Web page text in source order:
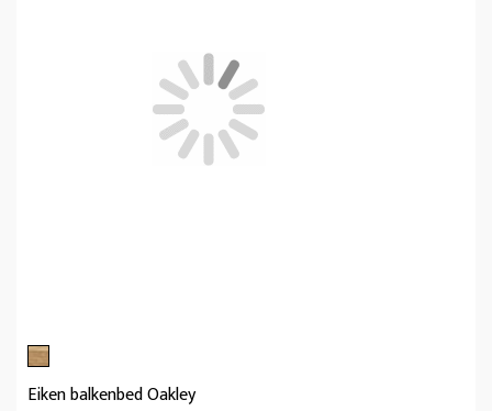
Eiken balkenbed Oakley